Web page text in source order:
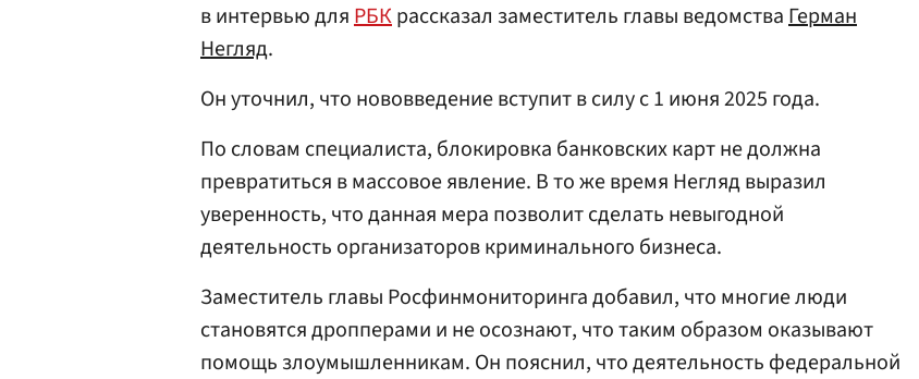
в интервью дляРБКрассказал заместитель главы ведомстваГерман
Негляд.
Он уточнил, что нововведение вступит в силу с 1 июня 2025 года.
По словам специалиста, блокировка банковских карт не должна
превратиться в массовое явление. В то же время Негляд выразил
уверенность, что данная мера позволит сделать невыгодной
деятельность организаторов криминального бизнеса.
Заместитель главы Росфинмониторинга добавил, что многие люди
становятся дропперами и не осознают, что таким образом оказывают
помощь злоумышленникам. Он пояснил, что деятельность федеральной